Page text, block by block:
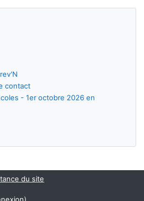
contact
- 1er octobre 2026 en
du site